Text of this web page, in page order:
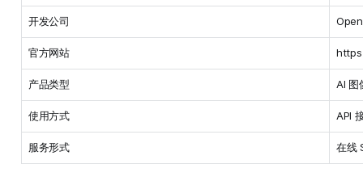
开发公司
官方网站
产品类型 AI 图
使用方式 API
服务形式 在线